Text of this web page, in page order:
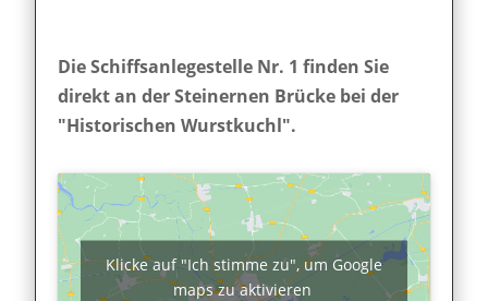
Die Schiffsanlegestelle Nr. 1 finden Sie
direkt an der Steinernen Brücke bei der
"Historischen Wurstkuchl".
Klicke auf "Ich stimme zu", um Google
maps zu aktivieren